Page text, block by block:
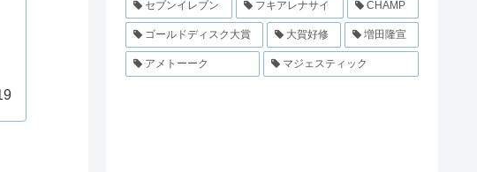
セブンイレブン フキアレナサイ CHAMP
ゴールドディスク大賞 大賀好修 増田隆宣
アメトーーク マジェスティック